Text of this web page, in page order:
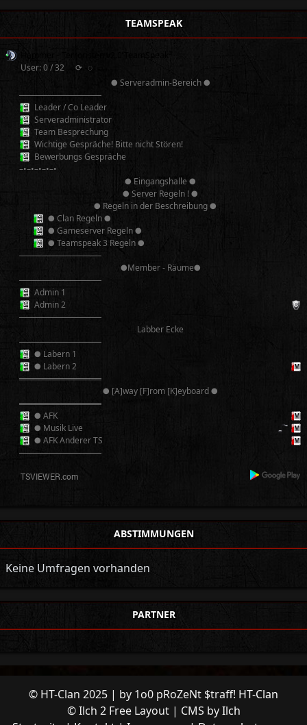
TEAMSPEAK
User: 0 / 32
⟳ ◌
● Serveradmin-Bereich ●
──────────
Leader / Co Leader
Serveradministrator
Team Besprechung
Wichtige Gespräche! Bitte nicht Stören!
Bewerbungs Gespräche
–•–•–•–•–•
● Eingangshalle ●
● Server Regeln ! ●
● Regeln in der Beschreibung ●
● Clan Regeln ●
● Gameserver Regeln ●
● Teamspeak 3 Regeln ●
──────────
●Member - Räume●
──────────
Admin 1
Admin 2
──────────
Labber Ecke
──────────
● Labern 1
● Labern 2
══════════
● [A]way [F]rom [K]eyboard ●
══════════
● AFK
● Musik Live
● AFK Anderer TS
──────────
ABSTIMMUNGEN
Keine Umfragen vorhanden
PARTNER
© HT-Clan 2025 | by 1o0 pRoZeNt $traff! HT-Clan
© Ilch 2 Free Layout | CMS byIlch